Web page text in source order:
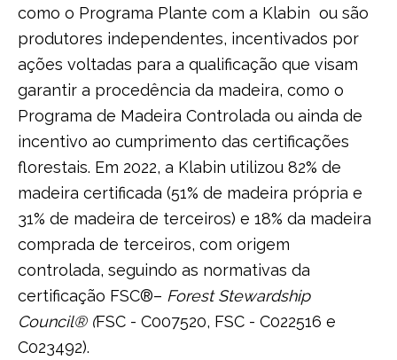
como o Programa Plante com a Klabin ou são
produtores independentes, incentivados por
ações voltadas para a qualificação que visam
garantir a procedência da madeira, como o
Programa de Madeira Controlada ou ainda de
incentivo ao cumprimento das certificações
florestais. Em 2022, a Klabin utilizou 82% de
madeira certificada (51% de madeira própria e
31% de madeira de terceiros) e 18% da madeira
comprada de terceiros, com origem
controlada, seguindo as normativas da
certificação FSC®– Forest Stewardship
Council® (FSC - C007520, FSC - C022516 e
C023492).